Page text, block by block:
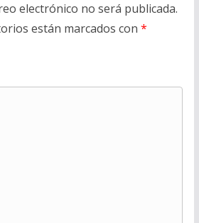
electrónico no será publicada.
están marcados con *